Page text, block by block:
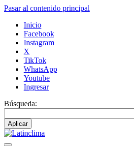
Pasar al contenido principal
Inicio
Facebook
Instagram
X
TikTok
WhatsApp
Youtube
Ingresar
Búsqueda: